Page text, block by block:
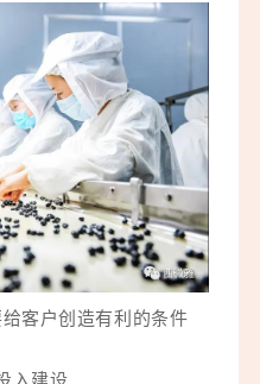
客户创造有利的条件
入建设